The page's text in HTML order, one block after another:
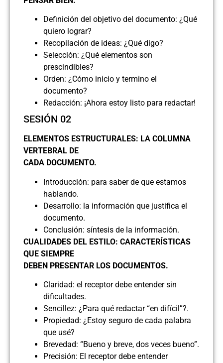
Definición del objetivo del documento: ¿Qué
quiero lograr?
Recopilación de ideas: ¿Qué digo?
Selección: ¿Qué elementos son
prescindibles?
Orden: ¿Cómo inicio y termino el
documento?
Redacción: ¡Ahora estoy listo para redactar!
SESIÓN 02
ELEMENTOS ESTRUCTURALES: LA COLUMNA
VERTEBRAL DE
CADA DOCUMENTO.
Introducción: para saber de que estamos
hablando.
Desarrollo: la información que justifica el
documento.
Conclusión: síntesis de la información.
CUALIDADES DEL ESTILO: CARACTERÍSTICAS
QUE SIEMPRE
DEBEN PRESENTAR LOS DOCUMENTOS.
Claridad: el receptor debe entender sin
dificultades.
Sencillez: ¿Para qué redactar “en difícil”?.
Propiedad: ¿Estoy seguro de cada palabra
que usé?
Brevedad: “Bueno y breve, dos veces bueno”.
Precisión: El receptor debe entender